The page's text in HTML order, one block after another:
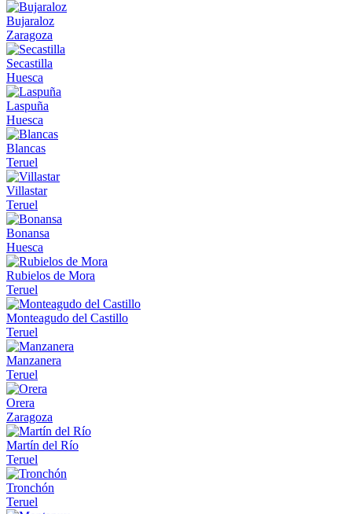
Bujaraloz
Zaragoza
Secastilla
Huesca
Laspuña
Huesca
Blancas
Teruel
Villastar
Teruel
Bonansa
Huesca
Rubielos de Mora
Teruel
Monteagudo del Castillo
Teruel
Manzanera
Teruel
Orera
Zaragoza
Martín del Río
Teruel
Tronchón
Teruel